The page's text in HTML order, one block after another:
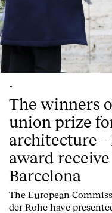
-
The winners
union prize
architecture –
award
Barcelona
The European
der Rohe have